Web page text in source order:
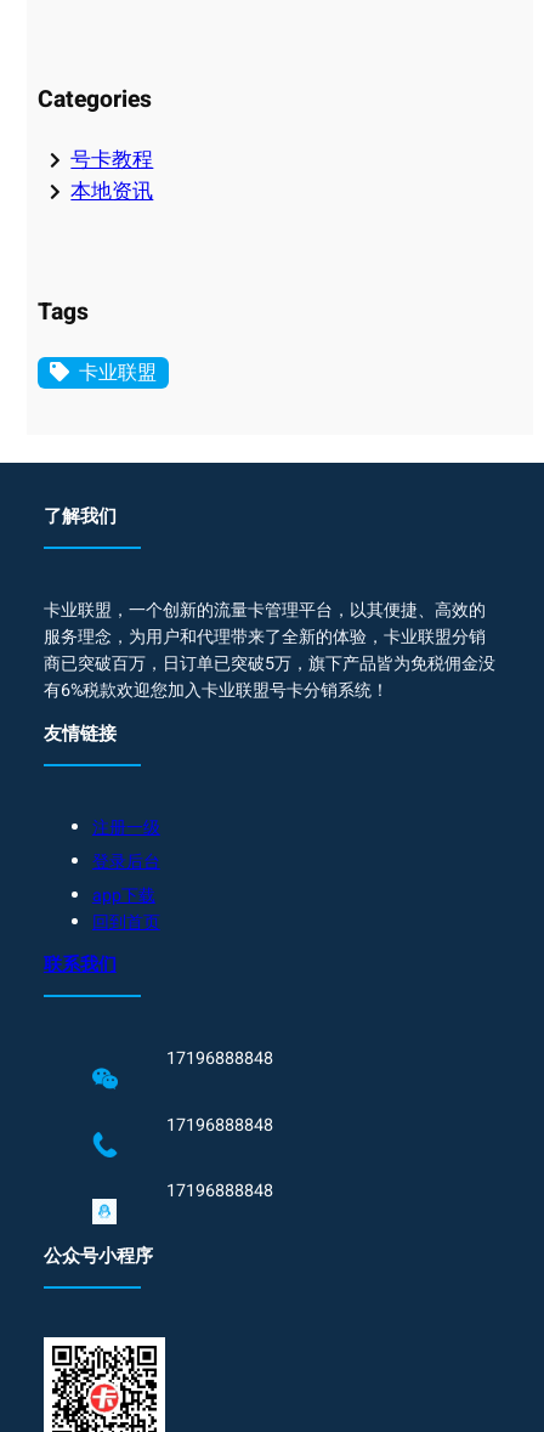
Categories
号卡教程
本地资讯
Tags
卡业联盟
了解我们
卡业联盟，一个创新的流量卡管理平台，以其便捷、高效的
服务理念，为用户和代理带来了全新的体验，卡业联盟分销
商已突破百万，日订单已突破5万，旗下产品皆为免税佣金没
有6%税款欢迎您加入卡业联盟号卡分销系统！
友情链接
注册一级
登录后台
app下载
回到首页
联系我们
17196888848
17196888848
17196888848
公众号小程序